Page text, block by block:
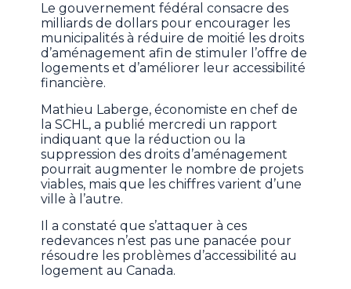
Le gouvernement fédéral consacre des
milliards de dollars pour encourager les
municipalités à réduire de moitié les droits
d’aménagement afin de stimuler l’offre de
logements et d’améliorer leur accessibilité
financière.
Mathieu Laberge, économiste en chef de
la SCHL, a publié mercredi un rapport
indiquant que la réduction ou la
suppression des droits d’aménagement
pourrait augmenter le nombre de projets
viables, mais que les chiffres varient d’une
ville à l’autre.
Il a constaté que s’attaquer à ces
redevances n’est pas une panacée pour
résoudre les problèmes d’accessibilité au
logement au Canada.